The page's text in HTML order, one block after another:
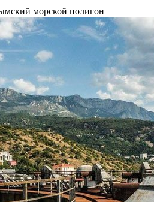
морской полигон